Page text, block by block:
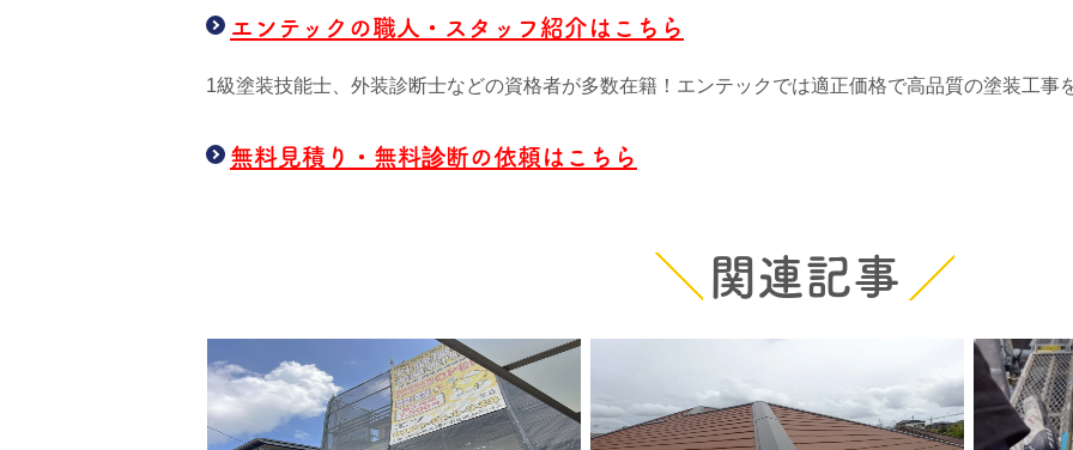
エンテックの職人・スタッフ紹介はこちら
1級塗装技能士、外装診断士などの資格者が多数在籍！エンテックでは適正価格で高品質の塗装工事
無料見積り・無料診断の依頼はこちら
関連記事